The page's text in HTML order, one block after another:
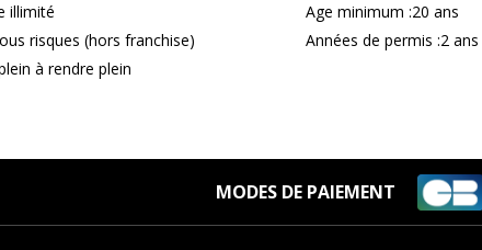
illimité
risques (hors franchise)
à rendre plein
Age minimum :20 ans
Années de permis :2 ans
MODES DE PAIEMENT